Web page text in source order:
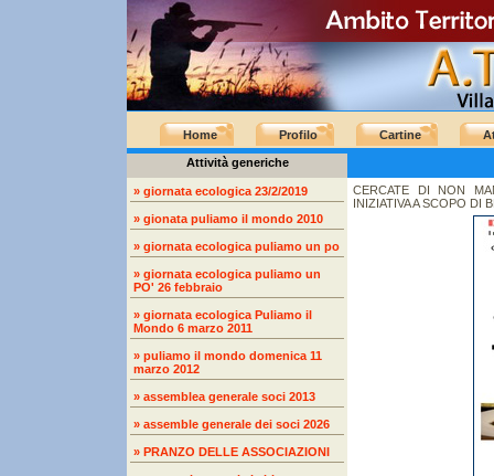
Home Profilo Cartine
Attività generiche
» giornata ecologica 23/2/2019
» gionata puliamo il mondo 2010
» giornata ecologica puliamo un po
» giornata ecologica puliamo un
PO' 26 febbraio
» giornata ecologica Puliamo il
Mondo 6 marzo 2011
» puliamo il mondo domenica 11
marzo 2012
» assemblea generale soci 2013
» assemble generale dei soci 2026
» PRANZO DELLE ASSOCIAZIONI
CERCATE DI NON
INIZIATIVA A SCOPO DI